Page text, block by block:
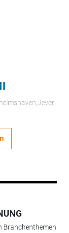
Branchenthemen